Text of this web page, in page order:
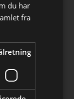
uge
fra
2025 med tegn
af en styrket
globale
ud til at være
du har
fra